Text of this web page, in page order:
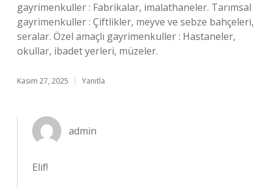
gayrimenkuller : Fabrikalar, imalathaneler. Tarımsal
gayrimenkuller : Çiftlikler, meyve ve sebze bahçeleri,
seralar. Özel amaçlı gayrimenkuller : Hastaneler,
okullar, ibadet yerleri, müzeler.
Kasım 27, 2025 Yanıtla
admin
Elif!